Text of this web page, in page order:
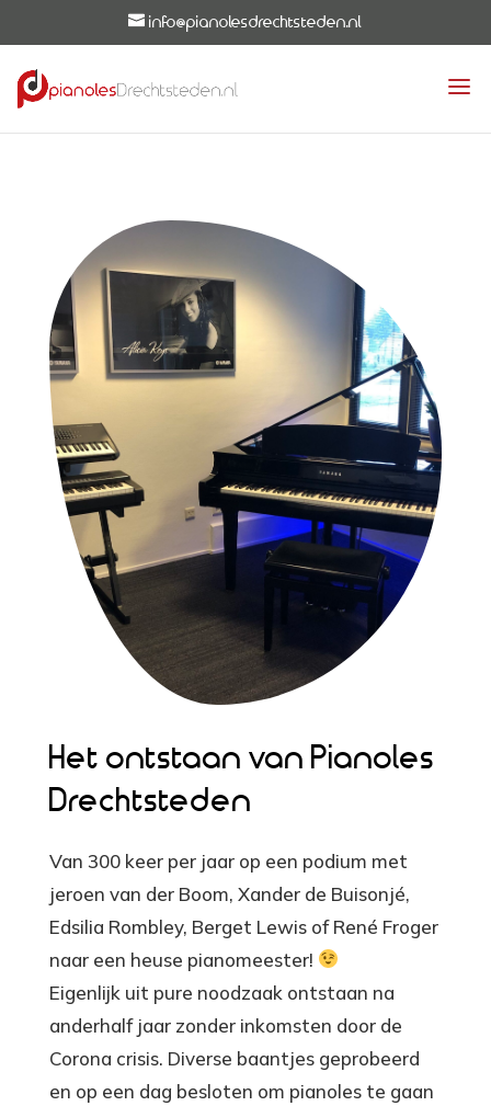
info@pianolesdrechtsteden.nl
Het ontstaan van Pianoles
Drechtsteden
Van 300 keer per jaar op een podium met
jeroen van der Boom, Xander de Buisonjé,
Edsilia Rombley, Berget Lewis of René Froger
naar een heuse pianomeester!
Eigenlijk uit pure noodzaak ontstaan na
anderhalf jaar zonder inkomsten door de
Corona crisis. Diverse baantjes geprobeerd
en op een dag besloten om pianoles te gaan